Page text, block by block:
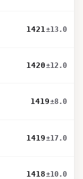
1421±13.0
1420±12.0
1419±8.0
1419±17.0
1418±10.0